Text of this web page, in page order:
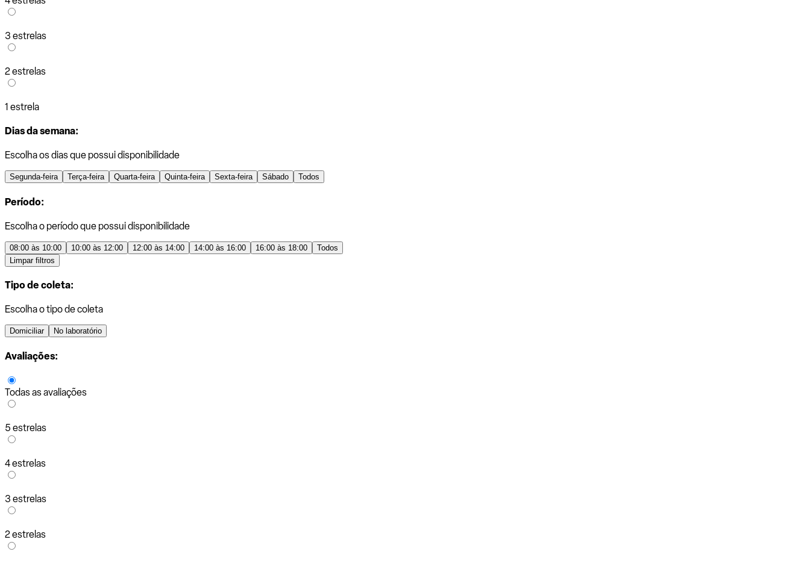
3 estrelas
2 estrelas
1 estrela
Dias da semana:
Escolha os dias que possui disponibilidade
Segunda-feira Terça-feira Quarta-feira Quinta-feira Sexta-feira Sábado Todos
Período:
Escolha o período que possui disponibilidade
08:00 às 10:00 10:00 às 12:00 12:00 às 14:00 14:00 às 16:00 16:00 às 18:00
Todos
Limpar filtros
Tipo de coleta:
Escolha o tipo de coleta
Domiciliar No laboratório
Avaliações:
Todas as avaliações
5 estrelas
4 estrelas
3 estrelas
2 estrelas